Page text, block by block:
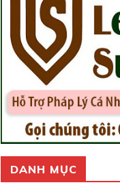
DANH MỤC